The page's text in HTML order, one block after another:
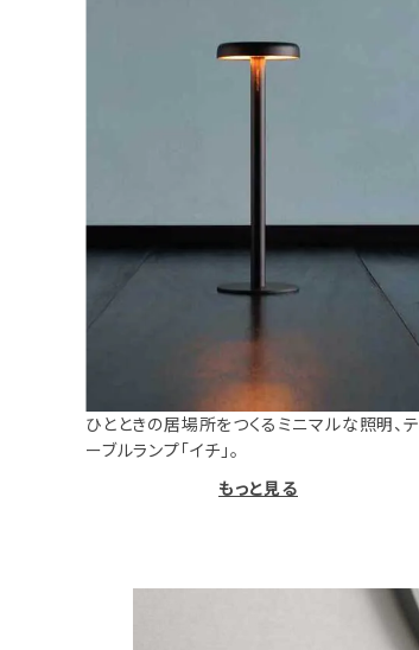
ひとときの居場所をつくるミニマルな照明、テ
ーブルランプ「イチ」。
もっと見る